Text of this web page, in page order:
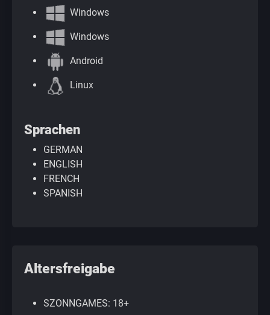
Windows
Windows
Android
Linux
Sprachen
GERMAN
ENGLISH
FRENCH
SPANISH
Altersfreigabe
SZONNGAMES: 18+